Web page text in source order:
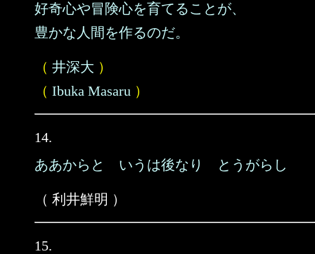
好奇心や冒険心を育てることが、
豊かな人間を作るのだ。
（ 井深大 ）
（ Ibuka Masaru ）
14.
ああからと いうは後なり とうがらし
（ 利井鮮明 ）
15.